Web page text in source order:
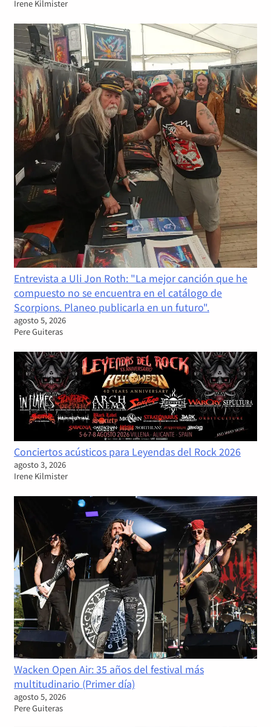
Irene Kilmister
Entrevista a Uli Jon Roth: "La mejor canción que he
compuesto no se encuentra en el catálogo de
Scorpions. Planeo publicarla en un futuro".
agosto 5, 2026
Pere Guiteras
Conciertos acústicos para Leyendas del Rock 2026
agosto 3, 2026
Irene Kilmister
Wacken Open Air: 35 años del festival más
multitudinario (Primer día)
agosto 5, 2026
Pere Guiteras